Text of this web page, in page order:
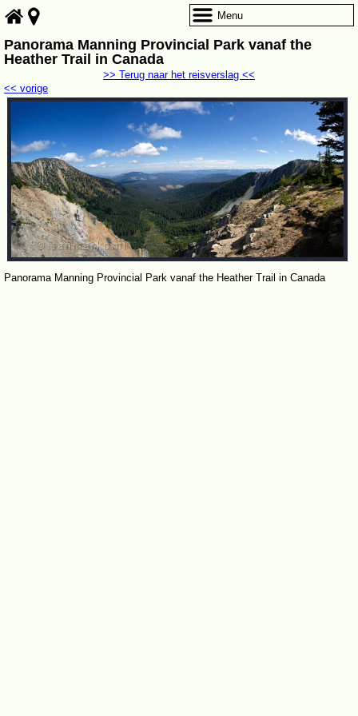
Panorama Manning Provincial Park vanaf the
Heather Trail in Canada
<< vorige
>> Terug naar het reisverslag <<
Panorama Manning Provincial Park vanaf the Heather Trail in Canada
Menu